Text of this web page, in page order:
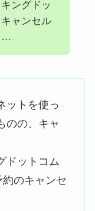
ングドッ
ャンセル
…
ットを使っ
のの、キャ
ドットコム
約のキャンセ